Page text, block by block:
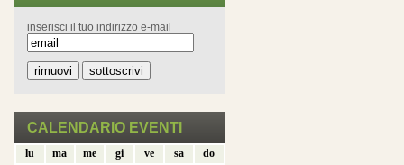
inserisci il tuo indirizzo e-mail
CALENDARIO EVENTI
lu ma me gi ve sa
do